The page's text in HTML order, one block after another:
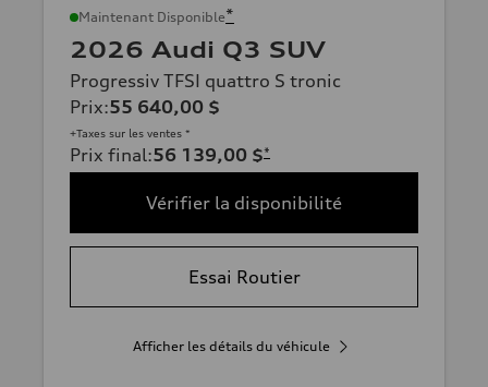
Maintenant Disponible*
2026 Audi Q3 SUV
Progressiv TFSI quattro S tronic
Prix:55 640,00 $
+Taxes sur les ventes *
Prix final:56 139,00 $*
Vérifier la disponibilité
Essai Routier
Afficher les détails du véhicule